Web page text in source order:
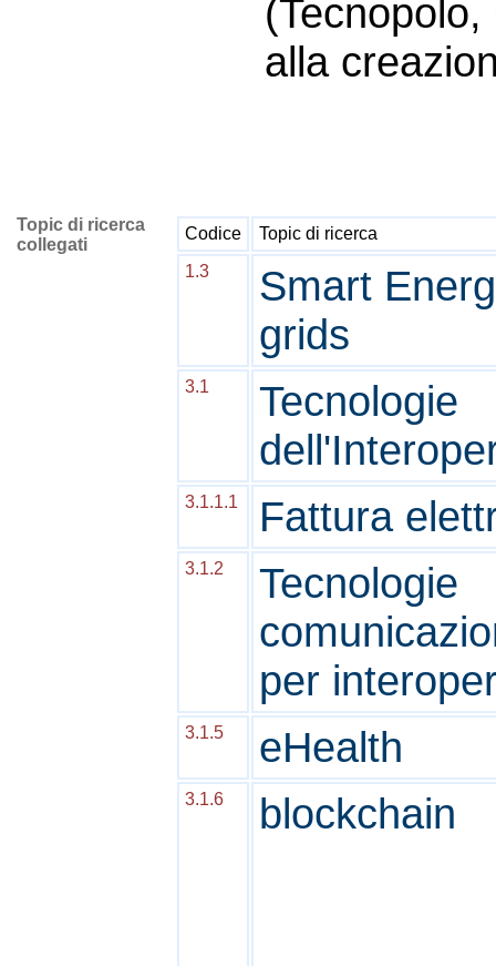
alla
Topic di ricerca
collegati
Codice
Topic di ricerca
1.3
Smart
grids
3.1
Tecnologie
3.1.1.1 Fattura
3.1.2
Tecnologie
per
3.1.5 eHealth
3.1.6 blockchain